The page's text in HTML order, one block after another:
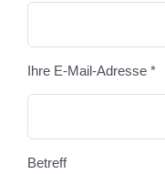
Ihre E-Mail-Adresse *
Betreff